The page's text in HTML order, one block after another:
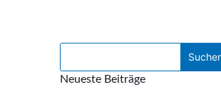
Neueste Beiträge